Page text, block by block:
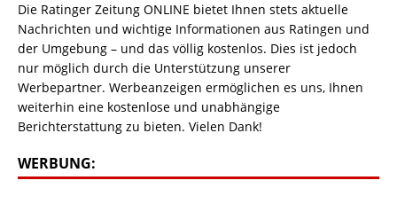
Die Ratinger Zeitung ONLINE bietet Ihnen stets aktuelle
Nachrichten und wichtige Informationen aus Ratingen und
der Umgebung – und das völlig kostenlos. Dies ist jedoch
nur möglich durch die Unterstützung unserer
Werbepartner. Werbeanzeigen ermöglichen es uns, Ihnen
weiterhin eine kostenlose und unabhängige
Berichterstattung zu bieten. Vielen Dank!
WERBUNG: